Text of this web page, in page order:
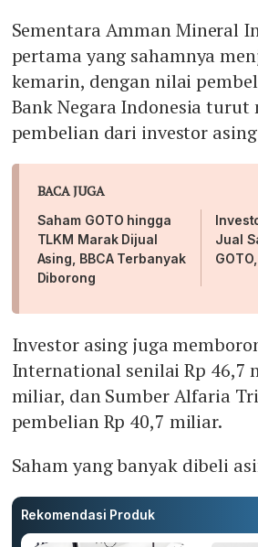
Sementara Amman Mineral
pertama yang sahamnya
kemarin, dengan nilai
Bank Negara Indonesia
pembelian dari investor
BACA JUGA
Saham GOTO hingga
TLKM Marak Dijual
Asing, BBCA Terbanyak
Diborong
Jual
Investor asing juga
International senilai Rp 46,7
miliar, dan Sumber Alfaria
pembelian Rp 40,7 miliar.
Saham yang banyak dibeli
Rekomendasi Produk